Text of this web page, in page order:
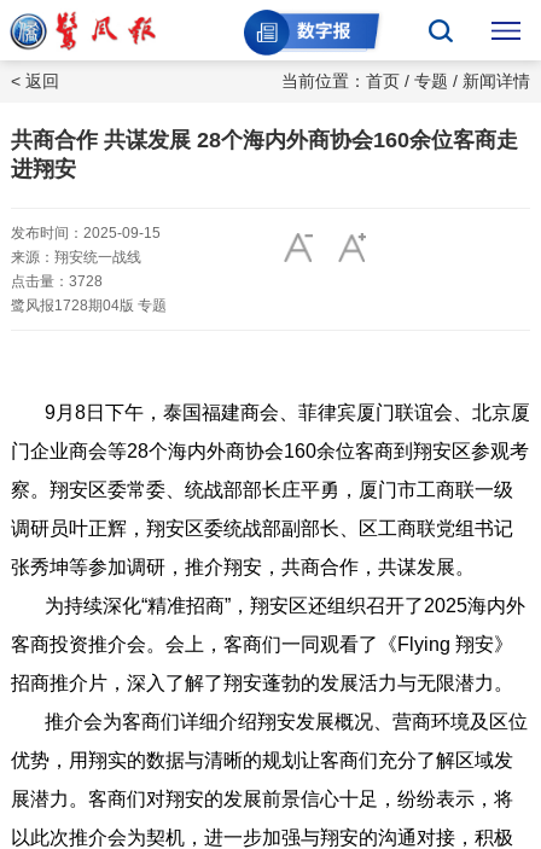
当前位置：首页 /专题 / 新闻详情
< 返回
共商合作 共谋发展 28个海内外商协会160余位客商走
进翔安
发布时间：2025-09-15
来源：翔安统一战线
点击量：3728
鹭风报1728期04版 专题
9月8日下午，泰国福建商会、菲律宾厦门联谊会、北京厦
门企业商会等28个海内外商协会160余位客商到翔安区参观考
察。翔安区委常委、统战部部长庄平勇，厦门市工商联一级
调研员叶正辉，翔安区委统战部副部长、区工商联党组书记
张秀坤等参加调研，推介翔安，共商合作，共谋发展。
为持续深化“精准招商”，翔安区还组织召开了2025海内外
客商投资推介会。会上，客商们一同观看了《Flying 翔安》
招商推介片，深入了解了翔安蓬勃的发展活力与无限潜力。
推介会为客商们详细介绍翔安发展概况、营商环境及区位
优势，用翔实的数据与清晰的规划让客商们充分了解区域发
展潜力。客商们对翔安的发展前景信心十足，纷纷表示，将
以此次推介会为契机，进一步加强与翔安的沟通对接，积极